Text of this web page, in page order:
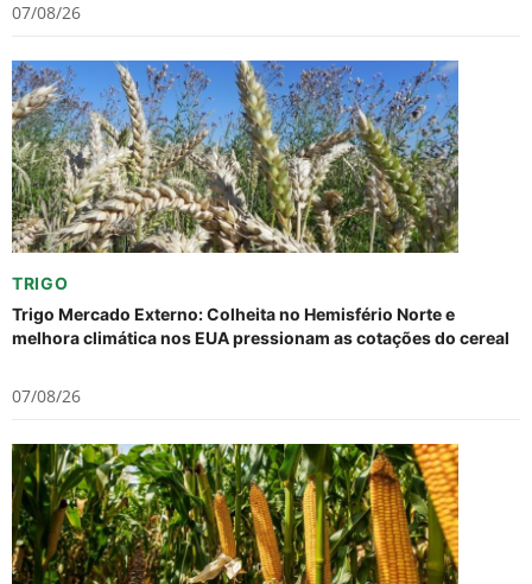
07/08/26
TRIGO
Trigo Mercado Externo: Colheita no Hemisfério Norte e
melhora climática nos EUA pressionam as cotações do cereal
07/08/26